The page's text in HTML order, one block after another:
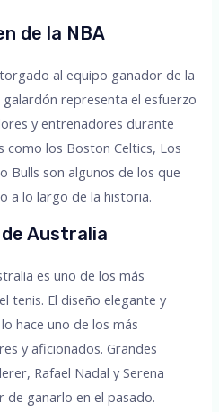
de la NBA
al equipo ganador de la
representa el esfuerzo
y entrenadores durante
los Boston Celtics, Los
Bulls son algunos de los que
a lo largo de la historia.
Australia
es uno de los más
tenis. El diseño elegante y
hace uno de los más
y aficionados. Grandes
Rafael Nadal y Serena
de ganarlo en el pasado.